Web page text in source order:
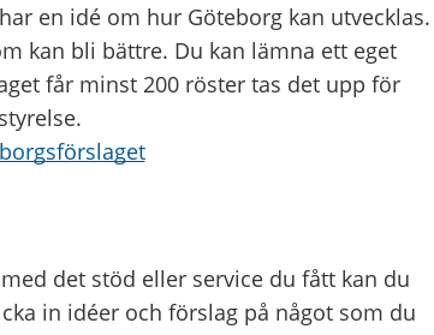
en idé om hur Göteborg kan utvecklas.
kan bli bättre. Du kan lämna ett eget
får minst 200 röster tas det upp för
det stöd eller service du fått kan du
in idéer och förslag på något som du